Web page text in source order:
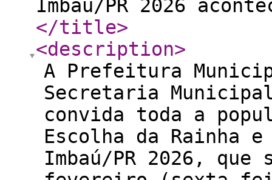
Imbaú/PR 2026
</title>
<description>
A Prefeitura
Secretaria
convida toda a
Escolha da Rainha
Imbaú/PR 2026,